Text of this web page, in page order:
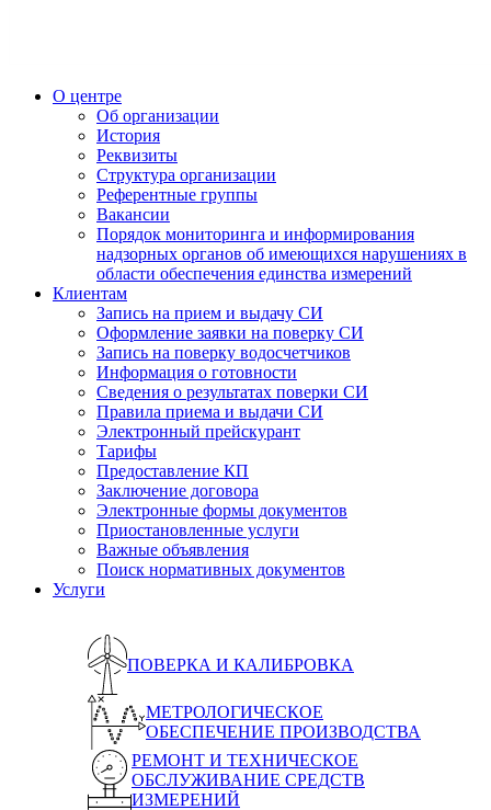
О центре
Об организации
История
Реквизиты
Структура организации
Референтные группы
Вакансии
Порядок мониторинга и информирования
надзорных органов об имеющихся нарушениях в
области обеспечения единства измерений
Клиентам
Запись на прием и выдачу СИ
Оформление заявки на поверку СИ
Запись на поверку водосчетчиков
Информация о готовности
Сведения о результатах поверки СИ
Правила приема и выдачи СИ
Электронный прейскурант
Тарифы
Предоставление КП
Заключение договора
Электронные формы документов
Приостановленные услуги
Важные объявления
Поиск нормативных документов
Услуги
ПОВЕРКА И КАЛИБРОВКА
МЕТРОЛОГИЧЕСКОЕ
ОБЕСПЕЧЕНИЕ ПРОИЗВОДСТВА
РЕМОНТ И ТЕХНИЧЕСКОЕ
ОБСЛУЖИВАНИЕ СРЕДСТВ
ИЗМЕРЕНИЙ